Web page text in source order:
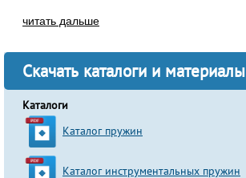
читать дальше
Скачать каталоги и материалы
Каталоги
Каталог пружин
Каталог инструментальных пружин